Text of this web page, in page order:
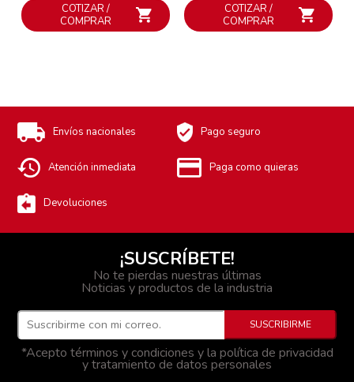
COTIZAR /
COMPRAR
COTIZAR /
COMPRAR
Envíos nacionales Pago seguro
Atención inmediata Paga como quieras
Devoluciones
¡SUSCRÍBETE!
No te pierdas nuestras últimas
Noticias y productos de la industria
*Acepto términos y condiciones y la política de privacidad
y tratamiento de datos personales